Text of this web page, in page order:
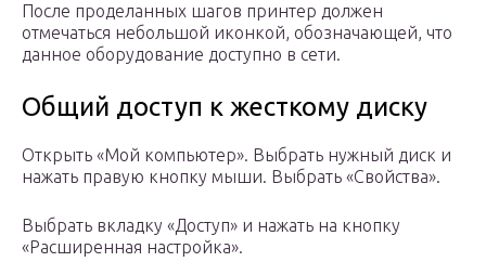
После проделанных шагов принтер должен
отмечаться небольшой иконкой, обозначающей, что
данное оборудование доступно в сети.
Общий доступ к жесткому диску
Открыть «Мой компьютер». Выбрать нужный диск и
нажать правую кнопку мыши. Выбрать «Свойства».
Выбрать вкладку «Доступ» и нажать на кнопку
«Расширенная настройка».